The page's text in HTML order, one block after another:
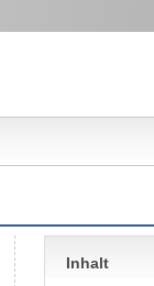
Inhalt